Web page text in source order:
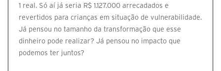
1 real. Só aí já seria R$ 1.127.000 arrecadados e
revertidos para crianças em situação de vulnerabilidade.
Já pensou no tamanho da transformação que esse
dinheiro pode realizar? Já pensou no impacto que
podemos ter juntos?⠀